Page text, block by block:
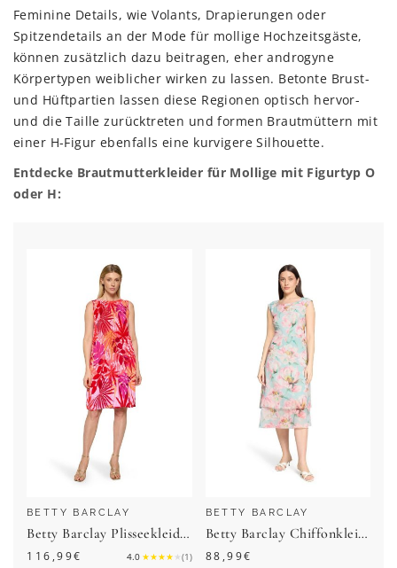
Feminine Details, wie Volants, Drapierungen oder
Spitzendetails an der Mode für mollige Hochzeitsgäste,
können zusätzlich dazu beitragen, eher androgyne
Körpertypen weiblicher wirken zu lassen. Betonte Brust-
und Hüftpartien lassen diese Regionen optisch hervor-
und die Taille zurücktreten und formen Brautmüttern mit
einer H-Figur ebenfalls eine kurvigere Silhouette.
Entdecke Brautmutterkleider für Mollige mit Figurtyp O
oder H:
BETTY BARCLAY
Betty Barclay Plisseekleid Damen ohne Arm
116,99€ 4.0 ★★★★ ★ (1)
BETTY BARCLAY
Betty Barclay Chiffonkleid Damen mit Bindegürtel
88,99€